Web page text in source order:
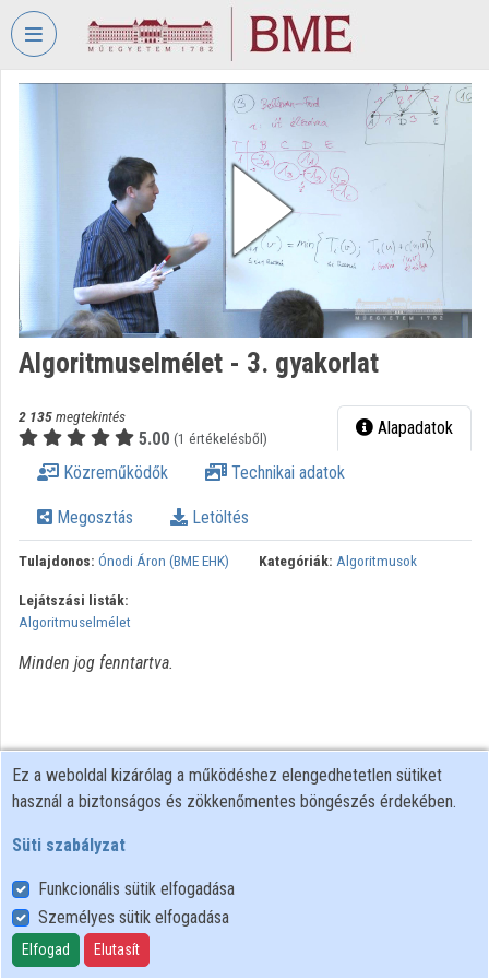
Fejléc kihagyása Menü kihagyása Tartalom kihagyása
GAZDASÁGTUDOMÁNYI
EGYETEM
Intézményi kezdőlap
Kategóriák
Intézményi listák
Algoritmuselmélet - 3. gyakorlat
2 135megtekintés
5.00 (1 értékelésből) Alapadatok
Közreműködők Technikai adatok
Megosztás Letöltés
Tulajdonos: Ónodi Áron (BME EHK) Kategóriák: Algoritmusok
Lejátszási listák:
Algoritmuselmélet
Minden jog fenntartva.
Felhasználói szabályzat
Adatkezelési tájékoztató
Süti szabályzat
Ez a weboldal kizárólag a működéshez elengedhetetlen sütiket
használ a biztonságos és zökkenőmentes böngészés érdekében.
Süti szabályzat
Funkcionális sütik elfogadása
Személyes sütik elfogadása
Elfogad Elutasít